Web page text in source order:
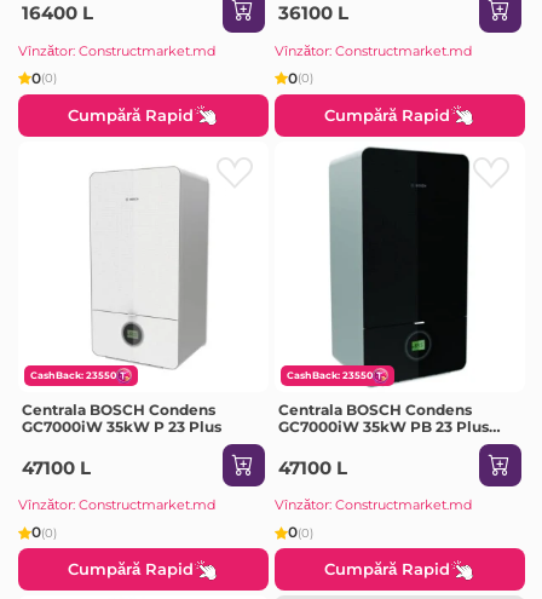
16400 L
Vînzător: Constructmarket.md
0(0)
Cumpără Rapid
36100 L
Vînzător: Constructmarket.md
0(0)
Cumpără Rapid
CashBack: 23550
Centrala BOSCH Condens
GC7000iW 35kW P 23 Plus
47100 L
Vînzător: Constructmarket.md
0(0)
Cumpără Rapid
CashBack: 23550
Centrala BOSCH Condens
GC7000iW 35kW PB 23 Plus
47100 L
Vînzător: Constructmarket.md
0(0)
Cumpără Rapid